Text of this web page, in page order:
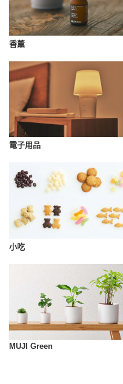
香薰
電子用品
小吃
MUJI Green